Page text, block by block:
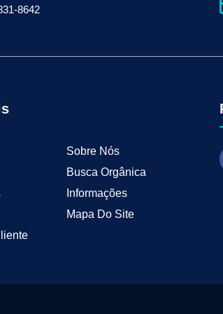
de Marketing Digital Marketing Digital para
Marketing para Empresas B2B Inbound Marketing para
Industrial Marketing Industrial B2B Marketing
8642
Sobre Nós
Busca Orgânica
Informações
Mapa Do Site